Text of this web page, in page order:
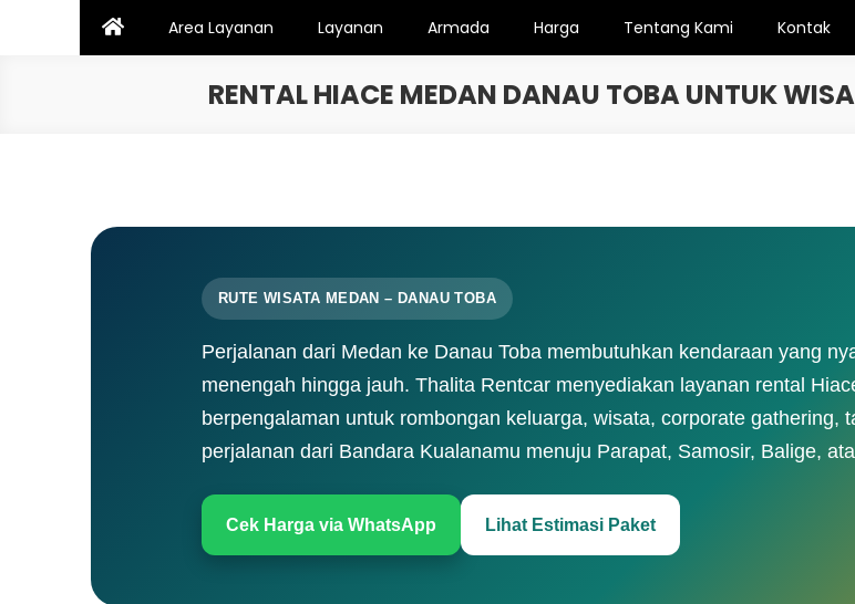
Area Layanan Layanan Armada Harga Tentang Kami Kontak
RENTAL HIACE MEDAN DANAU TOBA UNTUK
RUTE WISATA MEDAN – DANAU TOBA
Perjalanan dari Medan ke Danau Toba membutuhkan kendaraan yang
menengah hingga jauh. Thalita Rentcar menyediakan layanan rental
berpengalaman untuk rombongan keluarga, wisata, corporate gathering,
perjalanan dari Bandara Kualanamu menuju Parapat, Samosir, Balige,
Cek Harga via WhatsApp Lihat Estimasi Paket